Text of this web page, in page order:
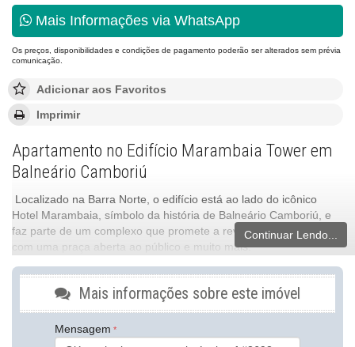
Mais Informações via WhatsApp
Os preços, disponibilidades e condições de pagamento poderão ser alterados sem prévia
comunicação.
Adicionar aos Favoritos
Imprimir
Apartamento no Edifício Marambaia Tower em
Balneário Camboriú
Localizado na Barra Norte, o edifício está ao lado do icônico
Hotel Marambaia, símbolo da história de Balneário Camboriú, e
faz parte de um complexo que promete a revitalização do hotel
com uma praça aberta ao público e muito mais.
O empreendimento está em processo de aprovação, e por isso,
todos os detalhes já divulgados sobre o Marambaia Tower e o
complexo Marambaia.
Continuar Lendo...
Mais informações sobre este imóvel
Mensagem